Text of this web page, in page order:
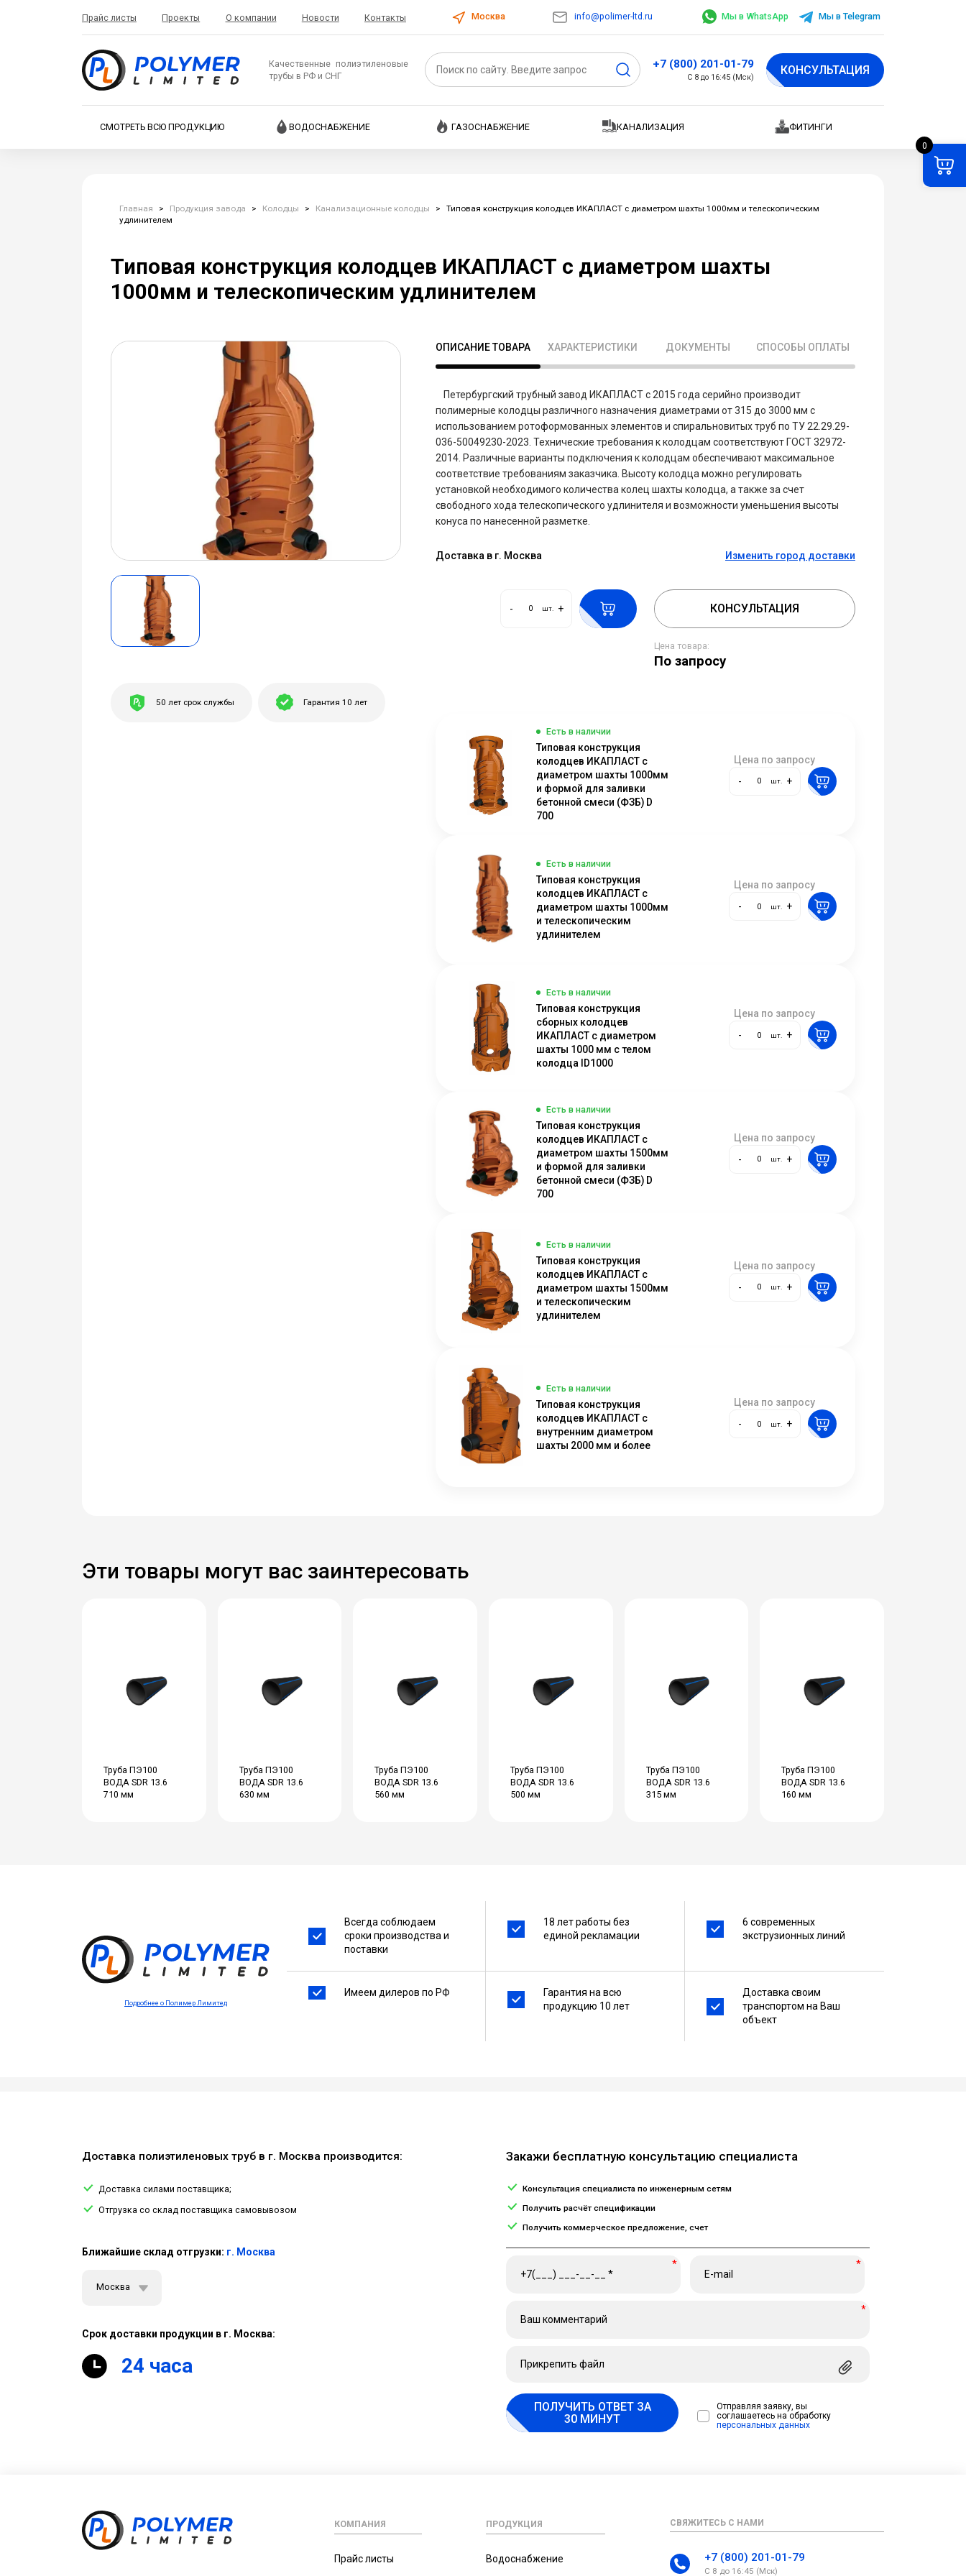
0
Прайс листы Проекты О компании Новости Контакты Москва info@polimer-ltd.ru Мы в WhatsApp Мы в Telegram
Качественные полиэтиленовые
трубы в РФ и СНГ
+7 (800) 201-01-79
С 8 до 16:45 (Мск)
КОНСУЛЬТАЦИЯ
СМОТРЕТЬ ВСЮ ПРОДУКЦИЮ ВОДОСНАБЖЕНИЕ ГАЗОСНАБЖЕНИЕ КАНАЛИЗАЦИЯ ФИТИНГИ
Главная > Продукция завода > Колодцы > Канализационные колодцы >
Типовая конструкция колодцев ИКАПЛАСТ с диаметром шахты 1000мм и телескопическим
удлинителем
Типовая конструкция колодцев ИКАПЛАСТ с диаметром шахты
1000мм и телескопическим удлинителем
50 лет срок службы Гарантия 10 лет
ОПИСАНИЕ ТОВАРА ХАРАКТЕРИСТИКИ ДОКУМЕНТЫ СПОСОБЫ ОПЛАТЫ
Петербургский трубный завод ИКАПЛАСТ с 2015 года серийно производит
полимерные колодцы различного назначения диаметрами от 315 до 3000 мм с
использованием ротоформованных элементов и спиральновитых труб по ТУ 22.29.29-
036-50049230-2023. Технические требования к колодцам соответствуют ГОСТ 32972-
2014. Различные варианты подключения к колодцам обеспечивают максимальное
соответствие требованиям заказчика. Высоту колодца можно регулировать
установкой необходимого количества колец шахты колодца, а также за счет
свободного хода телескопического удлинителя и возможности уменьшения высоты
конуса по нанесенной разметке.
Доставка в г. Москва Изменить город доставки
- шт. + КОНСУЛЬТАЦИЯ
Цена товара:
По запросу
Есть в наличии
Типовая конструкция
колодцев ИКАПЛАСТ с
диаметром шахты 1000мм
и формой для заливки
бетонной смеси (ФЗБ) D
700
Цена по запросу
-
шт. +
Есть в наличии
Типовая конструкция
колодцев ИКАПЛАСТ с
диаметром шахты 1000мм
и телескопическим
удлинителем
Цена по запросу
-
шт. +
Есть в наличии
Типовая конструкция
сборных колодцев
ИКАПЛАСТ с диаметром
шахты 1000 мм с телом
колодца ID1000
Цена по запросу
-
шт. +
Есть в наличии
Типовая конструкция
колодцев ИКАПЛАСТ с
диаметром шахты 1500мм
и формой для заливки
бетонной смеси (ФЗБ) D
700
Цена по запросу
-
шт. +
Есть в наличии
Типовая конструкция
колодцев ИКАПЛАСТ с
диаметром шахты 1500мм
и телескопическим
удлинителем
Цена по запросу
-
шт. +
Есть в наличии
Типовая конструкция
колодцев ИКАПЛАСТ с
внутренним диаметром
шахты 2000 мм и более
Цена по запросу
-
шт. +
Эти товары могут вас заинтересовать
Труба ПЭ100
ВОДА SDR 13.6
710 мм
Труба ПЭ100
ВОДА SDR 13.6
630 мм
Труба ПЭ100
ВОДА SDR 13.6
560 мм
Труба ПЭ100
ВОДА SDR 13.6
500 мм
Труба ПЭ100
ВОДА SDR 13.6
315 мм
Труба ПЭ100
ВОДА SDR 13.6
160 мм
Подробнее о Полимер Лимитед
Всегда соблюдаем
сроки производства и
поставки
18 лет работы без
единой рекламации
6 современных
экструзионных линий
Имеем дилеров по РФ
Гарантия на всю
продукцию 10 лет
Доставка своим
транспортом на Ваш
объект
Доставка полиэтиленовых труб в г. Москва производится:
Доставка силами поставщика;
Отгрузка со склад поставщика самовывозом
Ближайшие склад отгрузки: г. Москва
Москва
Срок доставки продукции в г. Москва:
24 часа
Закажи бесплатную консультацию специалиста
Консультация специалиста по инженерным сетям
Получить расчёт спецификации
Получить коммерческое предложение, счет
* *
*
Прикрепить файл
Отправляя заявку, вы
соглашаетесь на обработку
персональных данных
ПОЛУЧИТЬ ОТВЕТ ЗА
30 МИНУТ
КОМПАНИЯ
Прайс листы
ПРОДУКЦИЯ
Водоснабжение
СВЯЖИТЕСЬ С НАМИ
+7 (800) 201-01-79
С 8 до 16:45 (Мск)